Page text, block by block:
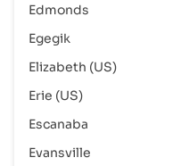
Mã bưu chính :
Mã Cảng :USEOW
Mã bưu chính :
Edmonds
Egegik
Elizabeth (US)
Erie (US)
Escanaba
Evansville